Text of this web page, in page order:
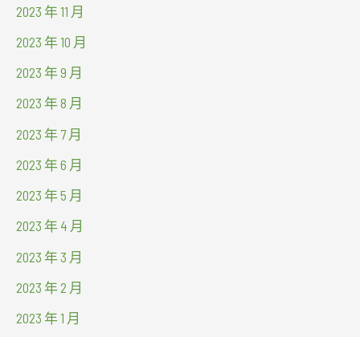
2023 年 11 月
2023 年 10 月
2023 年 9 月
2023 年 8 月
2023 年 7 月
2023 年 6 月
2023 年 5 月
2023 年 4 月
2023 年 3 月
2023 年 2 月
2023 年 1 月